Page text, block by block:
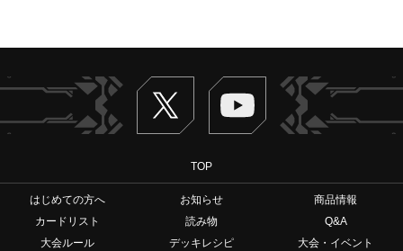
Twitter ヴァンガードch
TOP
はじめての方へ お知らせ
商品情報
カードリスト
読み物
Q&A
大会ルール
デッキレシピ
大会・イベント